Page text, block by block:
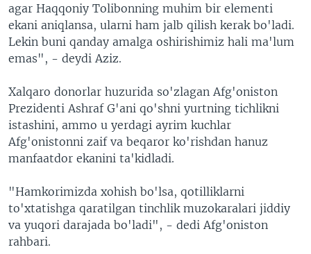
agar Haqqoniy Tolibonning muhim bir elementi
ekani aniqlansa, ularni ham jalb qilish kerak bo'ladi.
Lekin buni qanday amalga oshirishimiz hali ma'lum
emas", - deydi Aziz.
Xalqaro donorlar huzurida so'zlagan Afg'oniston
Prezidenti Ashraf G'ani qo'shni yurtning tichlikni
istashini, ammo u yerdagi ayrim kuchlar
Afg'onistonni zaif va beqaror ko'rishdan hanuz
manfaatdor ekanini ta'kidladi.
"Hamkorimizda xohish bo'lsa, qotilliklarni
to'xtatishga qaratilgan tinchlik muzokaralari jiddiy
va yuqori darajada bo'ladi", - dedi Afg'oniston
rahbari.